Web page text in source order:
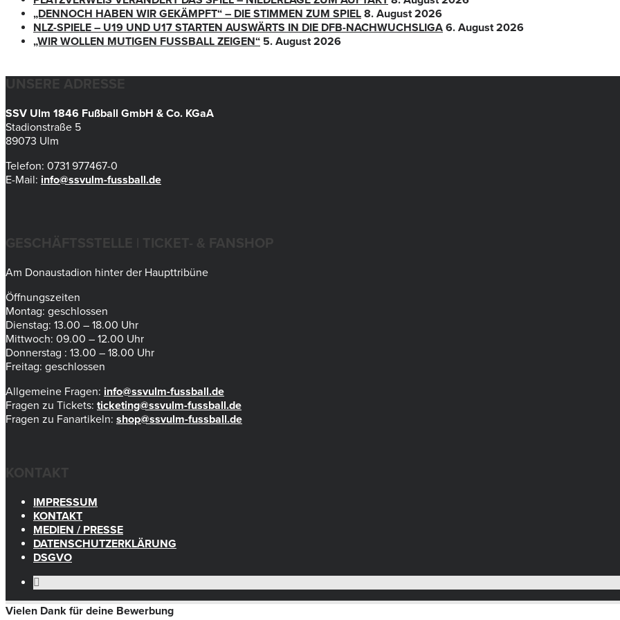
„DENNOCH HABEN WIR GEKÄMPFT“ – DIE STIMMEN ZUM SPIEL 8. August 2026
NLZ-SPIELE – U19 UND U17 STARTEN AUSWÄRTS IN DIE DFB-NACHWUCHSLIGA 6. August 2026
„WIR WOLLEN MUTIGEN FUSSBALL ZEIGEN“
5. August 2026
UNSERE ADRESSE
SSV Ulm 1846 Fußball GmbH & Co. KGaA
Stadionstraße 5
89073 Ulm
Telefon: 0731 977467-0
E-Mail: info@ssvulm-fussball.de
GESCHÄFTSSTELLE | TICKET- & FANSHOP
Am Donaustadion hinter der Haupttribüne
Öffnungszeiten
Montag: geschlossen
Dienstag: 13.00 – 18.00 Uhr
Mittwoch: 09.00 – 12.00 Uhr
Donnerstag : 13.00 – 18.00 Uhr
Freitag: geschlossen
Allgemeine Fragen: info@ssvulm-fussball.de
Fragen zu Tickets: ticketing@ssvulm-fussball.de
Fragen zu Fanartikeln: shop@ssvulm-fussball.de
KONTAKT
IMPRESSUM
KONTAKT
MEDIEN / PRESSE
DATENSCHUTZERKLÄRUNG
DSGVO
Vielen Dank für deine Bewerbung